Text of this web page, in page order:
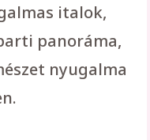
italok,
panoráma,
nyugalma